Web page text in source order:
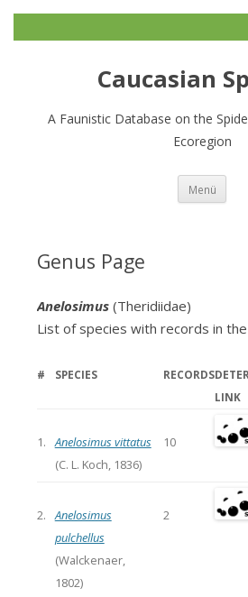
Caucasian
A Faunistic Database on the
Ecoregion
Menü
Genus Page
Anelosimus (Theridiidae)
List of species with records in the
# SPECIES RECORDS
LINK
1. Anelosimus vittatus
(C. L. Koch, 1836)
10
2. Anelosimus
pulchellus
(Walckenaer,
1802)
2